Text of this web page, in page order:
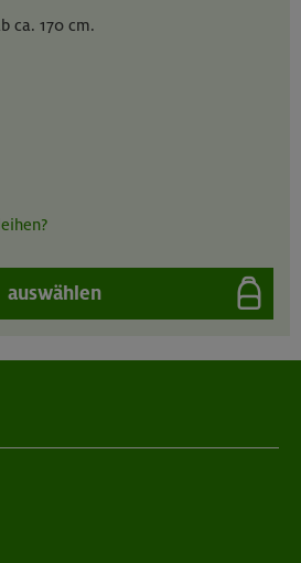
ca. 170 cm.
auswählen